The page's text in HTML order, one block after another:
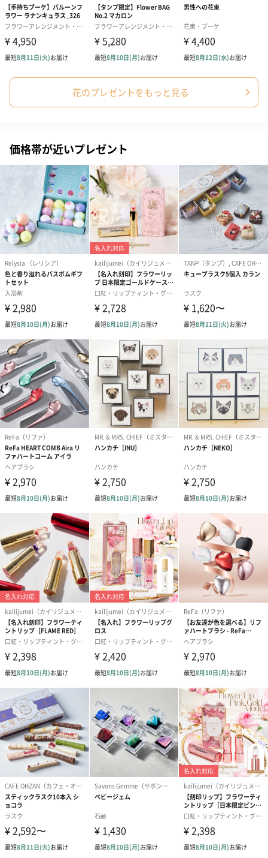
結婚祝い（御結婚御
出産祝い（御出産御
祝）（110円）
内祝い_蝶結
（110円）
出産祝いちょい足しギフト
出産祝いギフトへの＋αにおすすめです。お母様にもお子様にも嬉
しいギフトオプションをご用意いたしました。
商品と同梱してお届けいたします。
絵本&うさぎ（ピンク）
（2,702円）
ノンカフェインフルー
ツティー（562円）
葉酸入りデカ
ヒー（875円）
結婚祝いちょい足しギフト
結婚祝いギフトへの＋αにおすすめです。新生活を彩るギフトオプ
ションをご用意いたしました。
商品と同梱してお届けいたします。
ブライダルロリポップ
ドレス（いちご味)
（1,122円）
ブライダルロリポップ
タキシード（コーラ味)
（1,122円）
夫婦箸と箸置
（2,420円）
生花
生花のブーケを同梱します。
※9-15時にご注文いただく場合、最短のお届け可能日が通常より
も1日遅くなります。
シーズンブーケ（ひま
わり）（1,880円）
ブーケ（ホワイトグリ
ーン）（1,650円）
ブーケ（ピン
（1,650円）
ドライフラワー・プリザーブドフラワー
自然のお花で作ったドライフラワー・プリザーブドフラワーを同
梱します。
花のプレゼントをもっと見る
価格帯が近いプレゼント